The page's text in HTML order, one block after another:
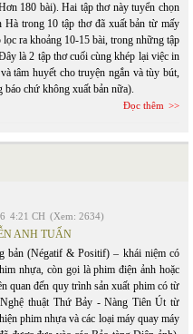
180 bài). Hai tập thơ này tuyển chọn
trong 10 tập thơ đã xuất bản từ mấy
ra khoảng 10-15 bài, trong những tập
là 2 tập thơ cuối cùng khép lại việc in
tâm huyết cho truyện ngắn và tùy bút,
báo chứ không xuất bản nữa).
Đọc thêm
4:21 CH (Xem: 2634)
ANH TUẤN
bản (Négatif & Positif) – khái niệm có
nhựa, còn gọi là phim điện ảnh hoặc
quan đến quy trình sản xuất phim có từ
thuật Thứ Bảy - Nàng Tiên Út từ
phim nhựa và các loại máy quay máy